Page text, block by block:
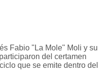
Fabio "La Mole" Moli y su
del certamen
que se emite dentro del